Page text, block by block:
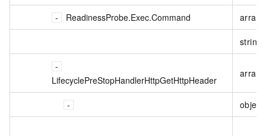
ReadinessProbe.Exec.Command array
string
LifecyclePreStopHandlerHttpGetHttpHeader
object